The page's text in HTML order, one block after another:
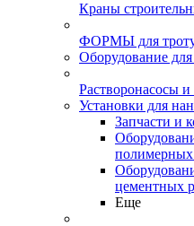
Краны
ФОРМЫ для
Оборудование
Растворонасосы
Установки для
Запчасти и
полимерных
цементных
Еще